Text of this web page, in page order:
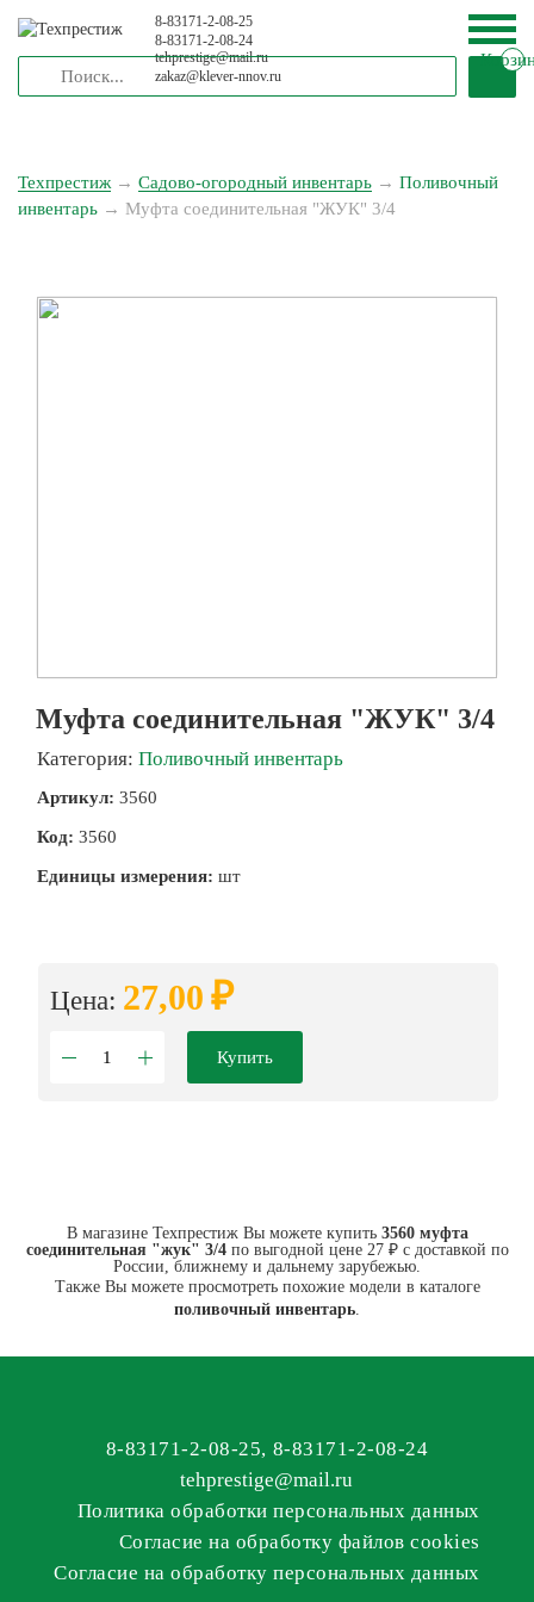
8-83171-2-08-25
8-83171-2-08-24
tehprestige@mail.ru
zakaz@klever-nnov.ru
Техпрестиж → Садово-огородный инвентарь → Поливочный
инвентарь → Муфта соединительная "ЖУК" 3/4
Муфта соединительная "ЖУК" 3/4
Категория: Поливочный инвентарь
Артикул: 3560
Код: 3560
Единицы измерения: шт
Цена: 27,00 ₽
Купить
В магазине Техпрестиж Вы можете купить 3560 муфта
соединительная "жук" 3/4по выгодной цене 27 ₽ с доставкой по
России, ближнему и дальнему зарубежью.
Также Вы можете просмотреть похожие модели в каталоге
поливочный инвентарь.
8-83171-2-08-25, 8-83171-2-08-24
tehprestige@mail.ru
Политика обработки персональных данных
Согласие на обработку файлов cookies
Согласие на обработку персональных данных